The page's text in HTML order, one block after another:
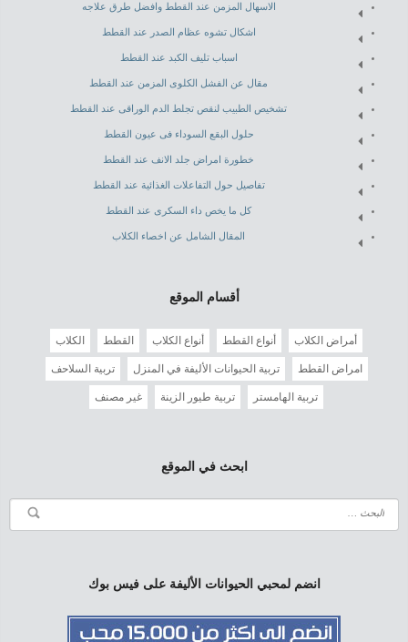
الاسهال المزمن عند القطط وافضل طرق علاجه
اشكال تشوه عظام الصدر عند القطط
اسباب تليف الكبد عند القطط
مقال عن الفشل الكلوى المزمن عند القطط
تشخيص الطبيب لنقص تجلط الدم الوراقى عند القطط
حلول البقع السوداء فى عيون القطط
خطورة امراض جلد الانف عند القطط
تفاصيل حول التفاعلات الغذائية عند القطط
كل ما يخص داء السكرى عند القطط
المقال الشامل عن اخصاء الكلاب
أقسام الموقع
أمراض الكلاب أنواع القطط أنواع الكلاب القطط الكلاب
امراض القطط تربية الحيوانات الأليفة في المنزل تربية السلاحف
تربية الهامستر تربية طيور الزينة غير مصنف
ابحث في الموقع
انضم لمحبي الحيوانات الأليفة على فيس بوك